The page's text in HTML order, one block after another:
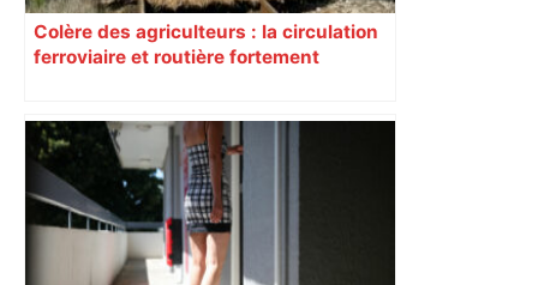
Colère des agriculteurs : la circulation
ferroviaire et routière fortement